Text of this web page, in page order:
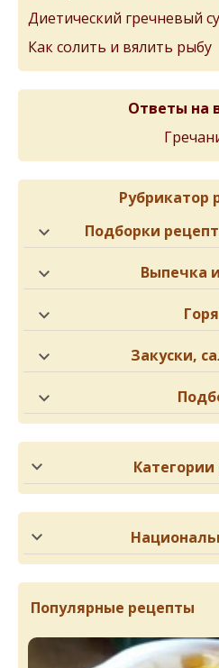
Диетический гречневый
Как солить и вялить рыбу
Ответы на
Рубрикатор
Подборки
Выпечка
Закуски,
Популярные рецепты